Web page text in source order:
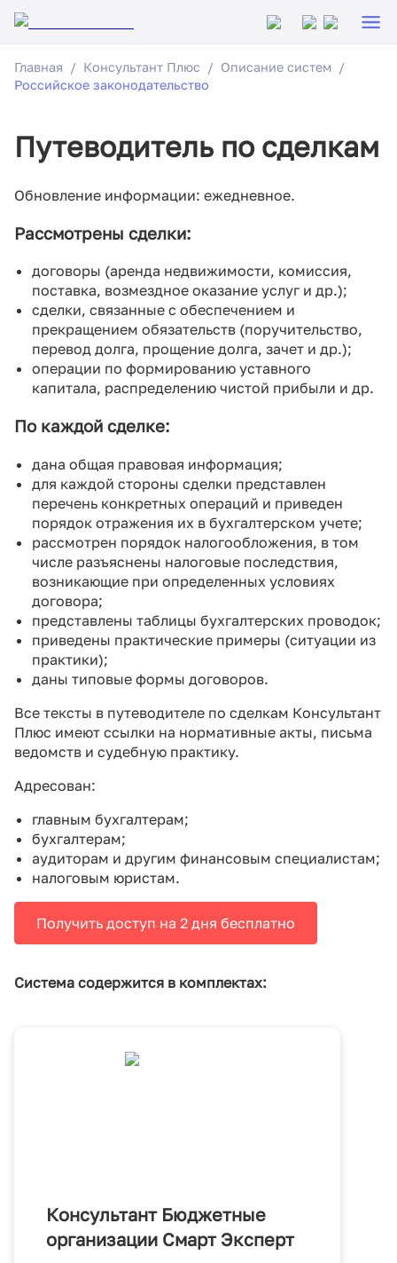
Главная Консультант Плюс
Описание систем
Российское законодательство
Путеводитель по сделкам
Обновление информации: ежедневное.
Рассмотрены сделки:
договоры (аренда недвижимости, комиссия,
поставка, возмездное оказание услуг и др.);
сделки, связанные с обеспечением и
прекращением обязательств (поручительство,
перевод долга, прощение долга, зачет и др.);
операции по формированию уставного
капитала, распределению чистой прибыли и др.
По каждой сделке:
дана общая правовая информация;
для каждой стороны сделки представлен
перечень конкретных операций и приведен
порядок отражения их в бухгалтерском учете;
рассмотрен порядок налогообложения, в том
числе разъяснены налоговые последствия,
возникающие при определенных условиях
договора;
представлены таблицы бухгалтерских проводок;
приведены практические примеры (ситуации из
практики);
даны типовые формы договоров.
Все тексты в путеводителе по сделкам Консультант
Плюс имеют ссылки на нормативные акты, письма
ведомств и судебную практику.
Адресован:
главным бухгалтерам;
бухгалтерам;
аудиторам и другим финансовым специалистам;
налоговым юристам.
Получить доступ на 2 дня бесплатно
Система содержится в комплектах:
Консультант Бюджетные
организации Смарт Эксперт